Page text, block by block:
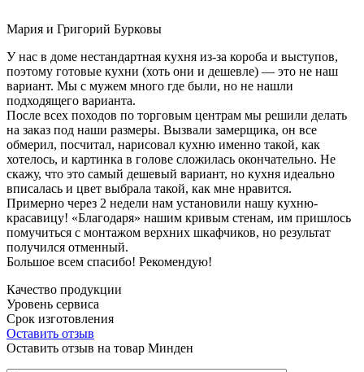
Мария и Григорий Бурковы
У нас в доме нестандартная кухня из-за короба и выступов,
поэтому готовые кухни (хоть они и дешевле) — это не наш
вариант. Мы с мужем много где были, но не нашли
подходящего варианта.
После всех походов по торговым центрам мы решили делать
на заказ под наши размеры. Вызвали замерщика, он все
обмерил, посчитал, нарисовал кухню именно такой, как
хотелось, и картинка в голове сложилась окончательно. Не
скажу, что это самый дешевый вариант, но кухня идеально
вписалась и цвет выбрала такой, как мне нравится.
Примерно через 2 недели нам установили нашу кухню-
красавицу! «Благодаря» нашим кривым стенам, им пришлось
помучиться с монтажом верхних шкафчиков, но результат
получился отменный.
Большое всем спасибо! Рекомендую!
Качество продукции
Уровень сервиса
Срок изготовления
Оставить отзыв
Оставить отзыв на товар Минден